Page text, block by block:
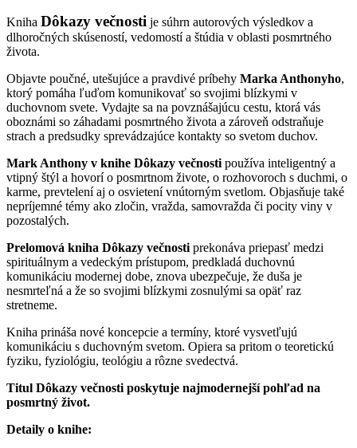
Kniha Dôkazy večnosti je súhrn autorových výsledkov a
dlhoročných skúseností, vedomostí a štúdia v oblasti posmrtného
života.
Objavte poučné, utešujúce a pravdivé príbehy Marka Anthonyho,
ktorý pomáha ľuďom komunikovať so svojimi blízkymi v
duchovnom svete. Vydajte sa na povznášajúcu cestu, ktorá vás
oboznámi so záhadami posmrtného života a zároveň odstraňuje
strach a predsudky sprevádzajúce kontakty so svetom duchov.
Mark Anthony v knihe Dôkazy večnosti používa inteligentný a
vtipný štýl a hovorí o posmrtnom živote, o rozhovoroch s duchmi, o
karme, prevtelení aj o osvietení vnútorným svetlom. Objasňuje také
nepríjemné témy ako zločin, vražda, samovražda či pocity viny v
pozostalých.
Prelomová kniha Dôkazy večnosti prekonáva priepasť medzi
spirituálnym a vedeckým prístupom, predkladá duchovnú
komunikáciu modernej dobe, znova ubezpečuje, že duša je
nesmrteľná a že so svojimi blízkymi zosnulými sa opäť raz
stretneme.
Kniha prináša nové koncepcie a termíny, ktoré vysvetľujú
komunikáciu s duchovným svetom. Opiera sa pritom o teoretickú
fyziku, fyziológiu, teológiu a rôzne svedectvá.
Titul Dôkazy večnosti poskytuje najmodernejší pohľad na
posmrtný život.
Detaily o knihe: